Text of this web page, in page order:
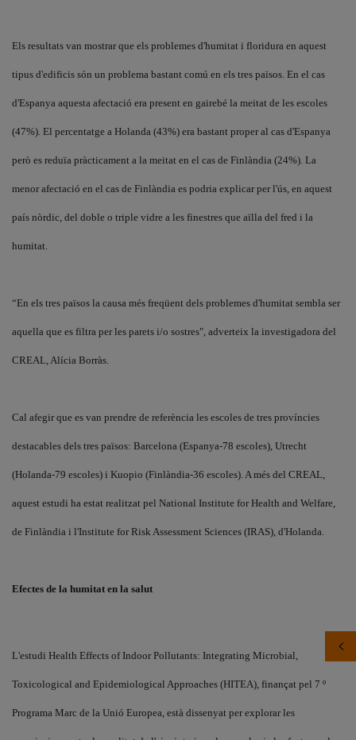
Els resultats van mostrar que els problemes d'humitat i floridura en aquest
tipus d'edificis són un problema bastant comú en els tres països. En el cas
d'Espanya aquesta afectació era present en gairebé la meitat de les escoles
(47%). El percentatge a Holanda (43%) era bastant proper al cas d'Espanya
però es reduïa pràcticament a la meitat en el cas de Finlàndia (24%). La
menor afectació en el cas de Finlàndia es podria explicar per l'ús, en aquest
país nòrdic, del doble o triple vidre a les finestres que aïlla del fred i la
humitat.
“En els tres països la causa més freqüent dels problemes d'humitat sembla ser
aquella que es filtra per les parets i/o sostres", adverteix la investigadora del
CREAL, Alícia Borràs.
Cal afegir que es van prendre de referència les escoles de tres províncies
destacables dels tres països: Barcelona (Espanya-78 escoles), Utrecht
(Holanda-79 escoles) i Kuopio (Finlàndia-36 escoles). A més del CREAL,
aquest estudi ha estat realitzat pel National Institute for Health and Welfare,
de Finlàndia i l'Institute for Risk Assessment Sciences (IRAS), d'Holanda.
Efectes de la humitat en la salut
L'estudi Health Effects of Indoor Pollutants: Integrating Microbial,
Toxicological and Epidemiological Approaches (HITEA), finançat pel 7 º
Programa Marc de la Unió Europea, està dissenyat per explorar les